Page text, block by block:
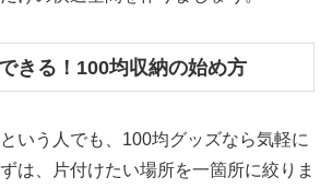
きる！100均収納の始め方
いう人でも、100均グッズなら気軽に
は、片付けたい場所を一箇所に絞りま